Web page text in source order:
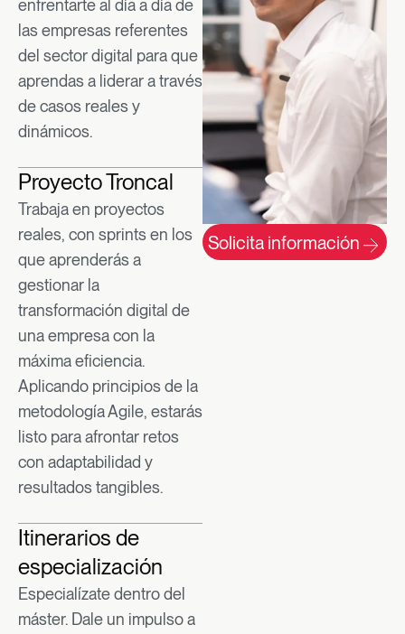
enfrentarte al día a día de
las empresas referentes
del sector digital para que
aprendas a liderar a través
de casos reales y
dinámicos. ​
Proyecto Troncal
Trabaja en proyectos
reales, con sprints en los
que aprenderás a
gestionar la
transformación digital de
una empresa con la
máxima eficiencia.
Aplicando principios de la
metodología Agile, estarás
listo para afrontar retos
con adaptabilidad y
resultados tangibles.​​
Itinerarios de
especialización
Especialízate dentro del
máster. Dale un impulso a
Solicita información